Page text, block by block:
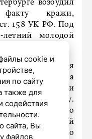
возбудил
кражи,
158 УК РФ. Под
летний молодой
что 26 сентября
центре на
обнаружили
карту.
несколько
этой
Красносельского
cookie и
по сайту
также для
содействия
сайта, Вы
файлов